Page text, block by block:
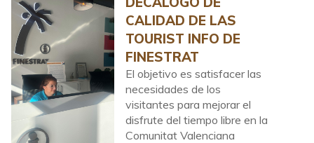
CALIDAD DE LAS
TOURIST INFO DE
FINESTRAT
El objetivo es satisfacer las
necesidades de los
visitantes para mejorar el
disfrute del tiempo libre en la
Comunitat Valenciana